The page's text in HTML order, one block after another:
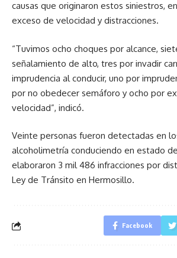
causas que originaron estos siniestros,
exceso de velocidad y distracciones.
“Tuvimos ocho choques por alcance,
señalamiento de alto, tres por invadir
imprudencia al conducir, uno por
por no obedecer semáforo y ocho por
velocidad”, indicó.
Veinte personas fueron detectadas en
alcoholimetría conduciendo en estado
elaboraron 3 mil 486 infracciones por
Ley de Tránsito en Hermosillo.
Facebook